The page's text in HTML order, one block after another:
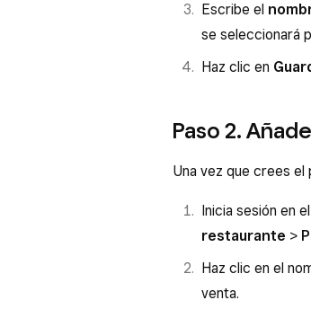
Escribe el
se seleccionará
Haz clic en
Paso 2.
Una vez que crees el
Inicia sesión en
restaurante >
Haz clic en el
venta.